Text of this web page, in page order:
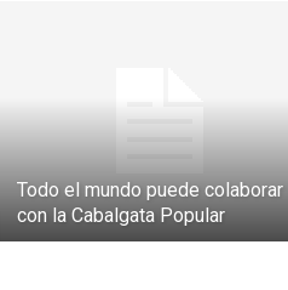
Todo el mundo puede colaborar
con la Cabalgata Popular